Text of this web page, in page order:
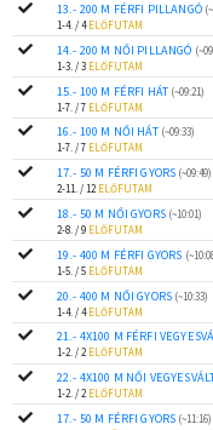
13.- 200 M FÉRFI PILLANGÓ
1-4. / 4ELŐFUTAM
14.- 200 M NŐI PILLANGÓ
1-3. / 3 ELŐFUTAM
15.- 100 M FÉRFI HÁT (~09:21)
1-7. / 7 ELŐFUTAM
16.- 100 M NŐI HÁT (~09:33)
1-7. / 7 ELŐFUTAM
17.- 50 M FÉRFI GYORS (~09:49)
2-11. / 12ELŐFUTAM
18.- 50 M NŐI GYORS (~10:01)
2-8. / 9 ELŐFUTAM
19.- 400 M FÉRFI GYORS
1-5. / 5 ELŐFUTAM
20.- 400 M NŐI GYORS (~10:33)
1-4. / 4ELŐFUTAM
21.- 4X100 M FÉRFI
1-2. / 2ELŐFUTAM
22.- 4X100 M NŐI
1-2. / 2 ELŐFUTAM
17.- 50 M FÉRFI GYORS (~11:16)